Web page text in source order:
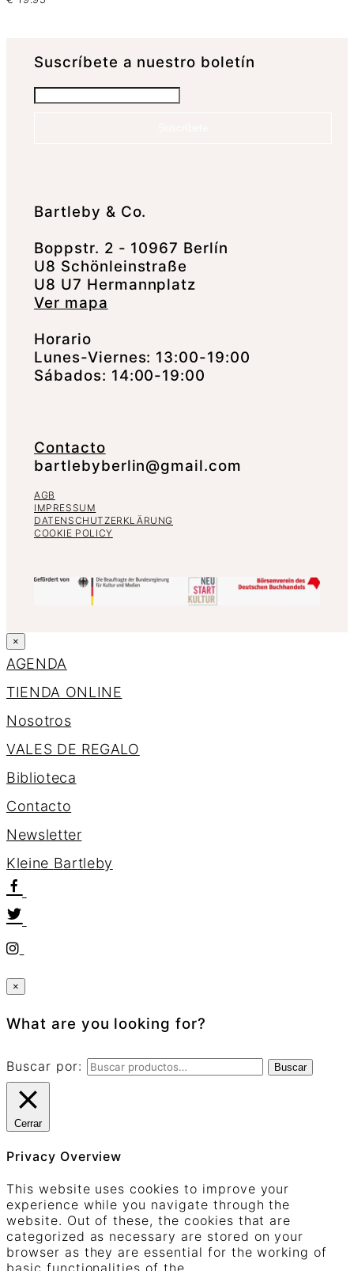
Suscrí­bete a nuestro boletín
Bartleby & Co.
Boppstr. 2 - 10967 Berlín
U8 Schönleinstraße
U8 U7 Hermannplatz
Ver mapa
Horario
Lunes-Viernes: 13:00-19:00
Sábados: 14:00-19:00
Contacto
bartlebyberlin@gmail.com
AGB
IMPRESSUM
DATENSCHUTZERKLÄRUNG
COOKIE POLICY
×
AGENDA
TIENDA ONLINE
Nosotros
VALES DE REGALO
Biblioteca
Contacto
Newsletter
Kleine Bartleby
×
What are you looking for?
Buscar por: Buscar
Cerrar
Privacy Overview
This website uses cookies to improve your
experience while you navigate through the
website. Out of these, the cookies that are
categorized as necessary are stored on your
browser as they are essential for the working of